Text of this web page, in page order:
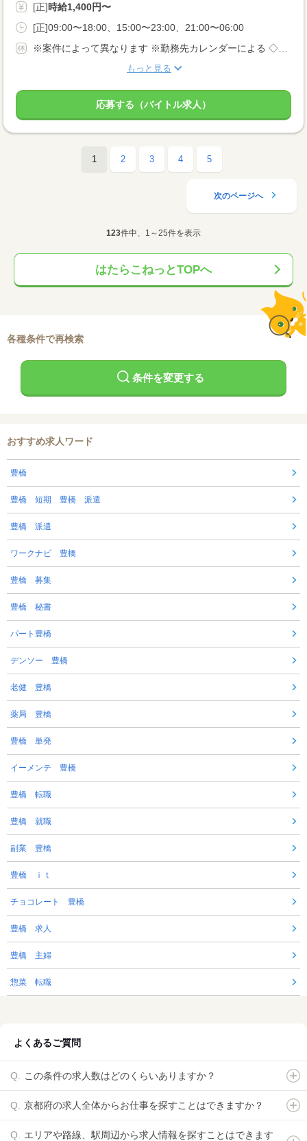
[正]時給1,400円〜
[正]09:00〜18:00、15:00〜23:00、21:00〜06:00
もっと見る
応募する（バイトル求人）
1 2 3 4 5
次のページへ
123件中、1～25件を表示
はたらこねっとTOPへ
各種条件で再検索
条件を変更する
おすすめ求人ワード
豊橋
豊橋 短期 豊橋 派遣
豊橋 派遣
ワークナビ 豊橋
豊橋 募集
豊橋 秘書
パート豊橋
デンソー 豊橋
老健 豊橋
薬局 豊橋
豊橋 単発
イーメンテ 豊橋
豊橋 転職
豊橋 就職
副業 豊橋
豊橋 ｉｔ
チョコレート 豊橋
豊橋 求人
豊橋 主婦
惣菜 転職
よくあるご質問
この条件の求人数はどのくらいありますか？
京都府の求人全体からお仕事を探すことはできますか？
エリアや路線、駅周辺から求人情報を探すことはできます